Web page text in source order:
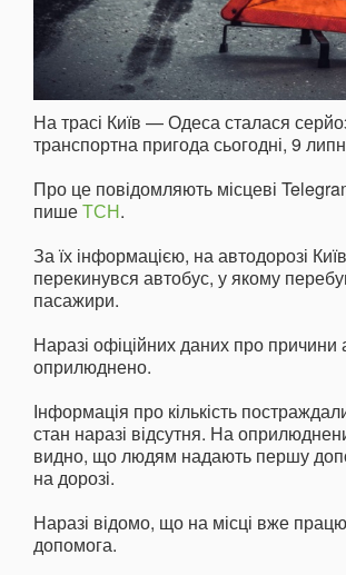
На трасі Київ — Одеса сталася
транспортна пригода сьогодні, 9
Про це повідомляють місцеві
пишеТСН.
За їх інформацією, на автодорозі
перекинувся автобус, у якому
пасажири.
Наразі офіційних даних про причини
оприлюднено.
Інформація про кількість
стан наразі відсутня. На
видно, що людям надають першу
на дорозі.
Наразі відомо, що на місці вже
допомога.